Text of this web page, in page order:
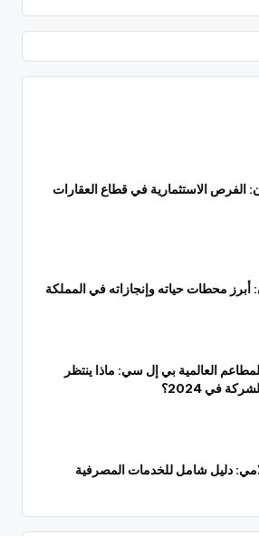
الفرص الاستثمارية في قطاع العقارات
أبرز محطات حياته وإنجازاته في المملكة
العالمية بي إل سي: ماذا ينتظر
في 2024؟
دليل شامل للخدمات المصرفية